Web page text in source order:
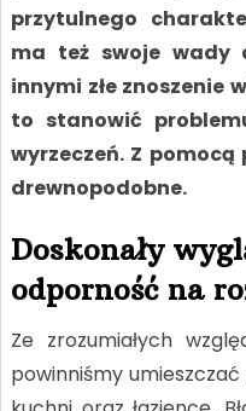
przytulnego
ma też swoje wady
innymi złe znoszenie
to stanowić
wyrzeczeń. Z
drewnopodobne.
Doskonały
odporność na
Ze zrozumiałych
powinniśmy